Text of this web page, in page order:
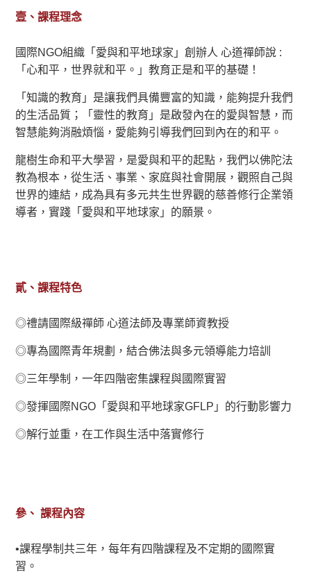
壹、課程理念
國際NGO組織「愛與和平地球家」創辦人 心道禪師說 :
「心和平，世界就和平。」教育正是和平的基礎！
「知識的教育」是讓我們具備豐富的知識，能夠提升我們
的生活品質；「靈性的教育」是啟發內在的愛與智慧，而
智慧能夠消融煩惱，愛能夠引導我們回到內在的和平。
龍樹生命和平大學習，是愛與和平的起點，我們以佛陀法
教為根本，從生活、事業、家庭與社會開展，觀照自己與
世界的連結，成為具有多元共生世界觀的慈善修行企業領
導者，實踐「愛與和平地球家」的願景。
貳、課程特色
◎禮請國際級禪師 心道法師及專業師資教授
◎專為國際青年規劃，結合佛法與多元領導能力培訓
◎三年學制，一年四階密集課程與國際實習
◎發揮國際NGO「愛與和平地球家GFLP」的行動影響力
◎解行並重，在工作與生活中落實修行
參、 課程內容
•課程學制共三年，每年有四階課程及不定期的國際實
習。